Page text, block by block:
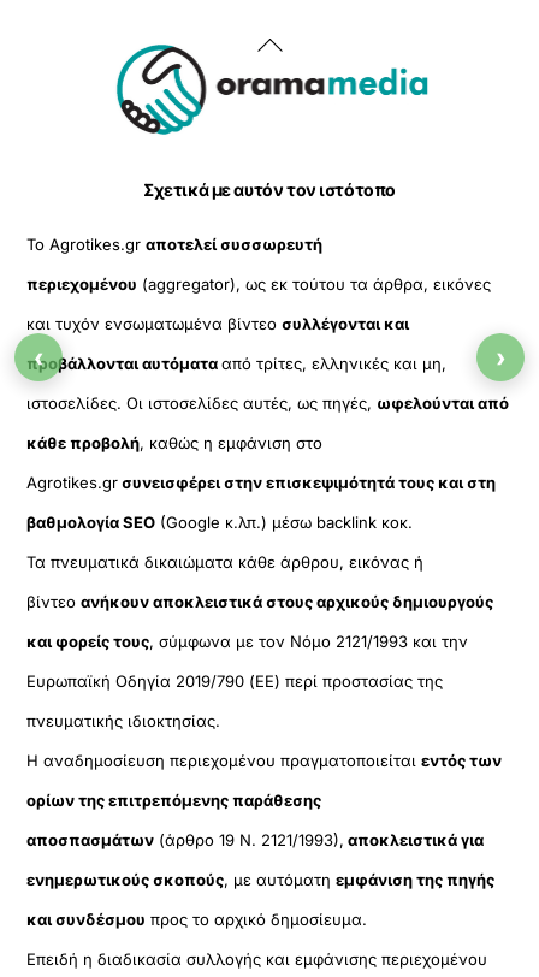
Back
To
Σχετικά με αυτόν τον ιστότοπο
Το Agrotikes.grαποτελεί συσσωρευτή
περιεχομένου (aggregator), ως εκ τούτου τα άρθρα, εικόνες
και τυχόν ενσωματωμένα βίντεοσυλλέγονται και
προβάλλονται αυτόματααπό τρίτες, ελληνικές και μη,
ιστοσελίδες. Οι ιστοσελίδες αυτές, ως πηγές, ωφελούνται από
κάθε προβολή, καθώς η εμφάνιση στο
Agrotikes.grσυνεισφέρει στην επισκεψιμότητά τους και στη
βαθμολογία SEO (Google κ.λπ.) μέσω backlink κοκ.
Τα πνευματικά δικαιώματα κάθε άρθρου, εικόνας ή
βίντεοανήκουν αποκλειστικά στους αρχικούς δημιουργούς
και φορείς τους, σύμφωνα με τον Νόμο 2121/1993 και την
Ευρωπαϊκή Οδηγία 2019/790 (ΕΕ) περί προστασίας της
πνευματικής ιδιοκτησίας.
Η αναδημοσίευση περιεχομένου πραγματοποιείταιεντός των
ορίων της επιτρεπόμενης παράθεσης
αποσπασμάτων (άρθρο 19 Ν. 2121/1993), αποκλειστικά για
ενημερωτικούς σκοπούς, με αυτόματηεμφάνιση της πηγής
και συνδέσμου προς το αρχικό δημοσίευμα.
Επειδή η διαδικασία συλλογής και εμφάνισης περιεχομένου
‹ ›